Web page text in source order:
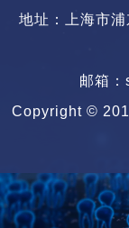
地址：上海市
邮箱
Copyright ©